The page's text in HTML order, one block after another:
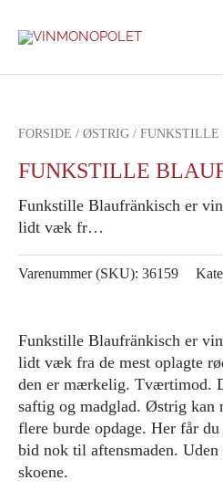
FORSIDE / ØSTRIG / FUNKSTILLE
FUNKSTILLE
Funkstille Blaufränkisch er
lidt væk fr…
Varenummer (SKU): 36159
Funkstille Blaufränkisch er
lidt væk fra de mest oplagte
den er mærkelig. Tværtimod.
saftig og madglad. Østrig kan
flere burde opdage. Her får
bid nok til aftensmaden.
skoene.